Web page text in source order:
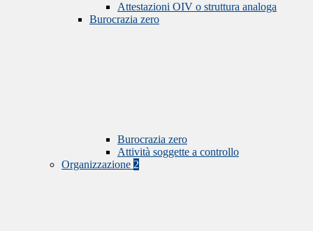
Attestazioni OIV o struttura analoga
Burocrazia zero
Burocrazia zero
Attività soggette a controllo
Organizzazione 2